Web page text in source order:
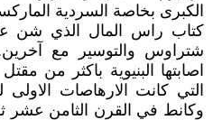
الكبرى بخاصة السردية
كتاب راس المال الذي شن
شتراوس والتوسير مع
اصابتها البنيوية باكثر من
التي كانت الارهاصات الاولى
وكانط في القرن الثامن عشر